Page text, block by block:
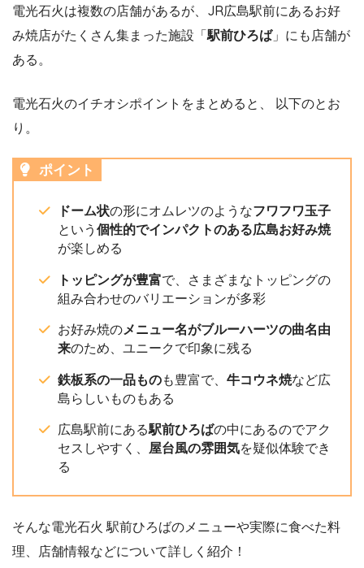
電光石火は複数の店舗があるが、JR広島駅前にあるお好
み焼店がたくさん集まった施設「駅前ひろば」にも店舗が
ある。
電光石火のイチオシポイントをまとめると、 以下のとお
り。
ポイント
ドーム状の形にオムレツのようなフワフワ玉子
という 個性的でインパクトのある広島お好み焼
が楽しめる
トッピングが豊富で、さまざまなトッピングの
組み合わせのバリエーションが多彩
お好み焼のメニュー名がブルーハーツの曲名由
来のため、ユニークで印象に残る
鉄板系の一品ものも豊富で、 牛コウネ焼など広
島らしいものもある
広島駅前にある駅前ひろばの中にあるのでアク
セスしやすく、 屋台風の雰囲気を疑似体験でき
る
そんな電光石火 駅前ひろばのメニューや実際に食べた料
理、店舗情報などについて詳しく紹介！